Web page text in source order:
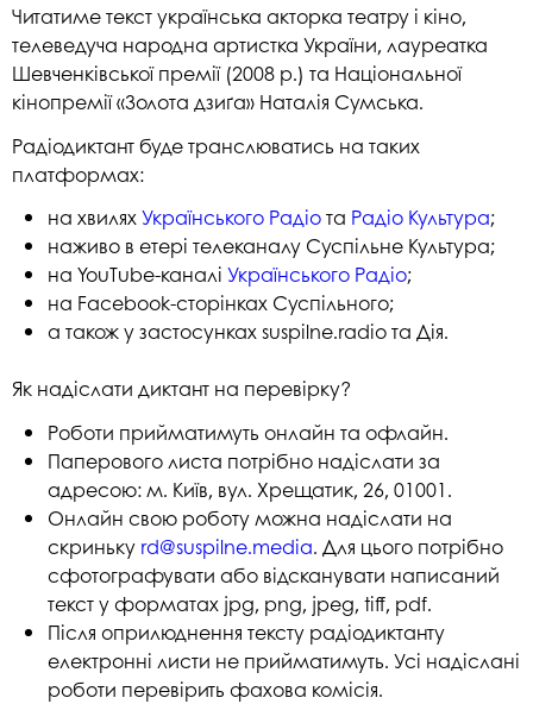
Читатиме текст українська акторка театру і кіно,
телеведуча народна артистка України, лауреатка
Шевченківської премії (2008 р.) та Національної
кінопремії «Золота дзиґа» Наталія Сумська.
Радіодиктант буде транслюватись на таких
платформах:
на хвиляхУкраїнського Радіота Радіо Культура;
наживо в етері телеканалу Суспільне Культура;
на YouTube-каналі Українського Радіо;
на Facebook-сторінках Суспільного;
а також у застосунках suspilne.radio та Дія.
Як надіслати диктант на перевірку?
Роботи прийматимуть онлайн та офлайн.
Паперового листа потрібно надіслати за
адресою: м. Київ, вул. Хрещатик, 26, 01001.
Онлайн свою роботу можна надіслати на
скриньку rd@suspilne.media. Для цього потрібно
сфотографувати або відсканувати написаний
текст у форматах jpg, png, jpeg, tiff, pdf.
Після оприлюднення тексту радіодиктанту
електронні листи не прийматимуть. Усі надіслані
роботи перевірить фахова комісія.